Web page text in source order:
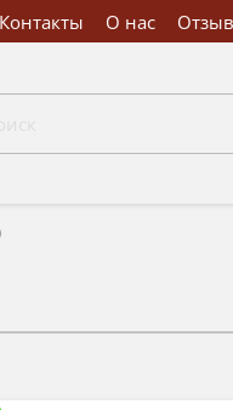
Контакты О нас